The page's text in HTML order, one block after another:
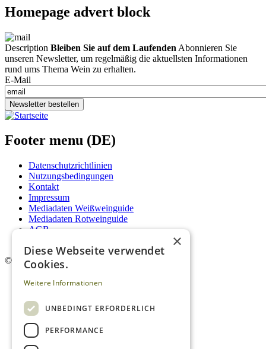
Homepage advert block
Description Bleiben Sie auf dem Laufenden Abonnieren Sie
unseren Newsletter, um regelmäßig die aktuellsten Informationen
rund ums Thema Wein zu erhalten.
E-Mail
Newsletter bestellen
Footer menu (DE)
Datenschutzrichtlinien
Nutzungsbedingungen
Kontakt
Impressum
Mediadaten Weißweinguide
Mediadaten Rotweinguide
AGB
© 2026. Alle Rechte vorbehalten.
×
Diese Webseite verwendet
Cookies.
Weitere Informationen
UNBEDINGT ERFORDERLICH
PERFORMANCE